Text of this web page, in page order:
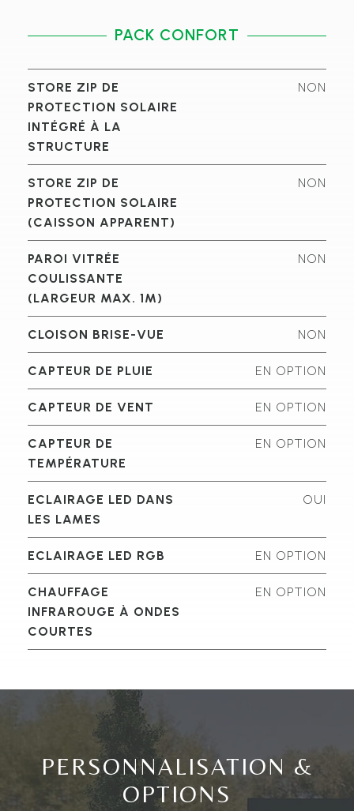
PACK CONFORT
STORE ZIP DE
PROTECTION SOLAIRE
INTÉGRÉ À LA
STRUCTURE
NON
STORE ZIP DE
PROTECTION SOLAIRE
(CAISSON APPARENT)
NON
PAROI VITRÉE
COULISSANTE
(LARGEUR MAX. 1M)
NON
CLOISON BRISE-VUE NON
CAPTEUR DE PLUIE EN OPTION
CAPTEUR DE VENT EN OPTION
CAPTEUR DE
TEMPÉRATURE
EN OPTION
ECLAIRAGE LED DANS
LES LAMES
OUI
ECLAIRAGE LED RGB EN OPTION
CHAUFFAGE
INFRAROUGE À ONDES
COURTES
EN OPTION
PERSONNALISATION &
OPTIONS